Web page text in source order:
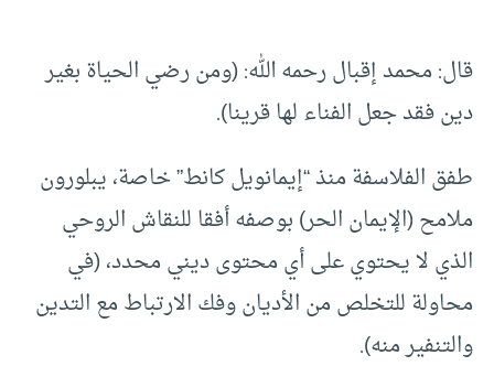
قال: محمد إقبال رحمه الله: (ومن رضي الحياة بغير
دين فقد جعل الفناء لها قرينا).
طفق الفلاسفة منذ “إيمانويل كانط” خاصة، يبلورون
ملامح (الإيمان الحر) بوصفه أفقا للنقاش الروحي
الذي لا يحتوي على أي محتوى ديني محدد، (في
محاولة للتخلص من الأديان وفك الارتباط مع التدين
والتنفير منه).